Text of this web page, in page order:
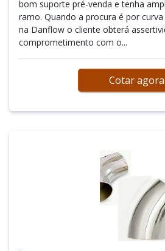
bom suporte pré-venda e tenha
ramo. Quando a procura é por
na Danflow o cliente obterá
comprometimento com o...
Cotar agora